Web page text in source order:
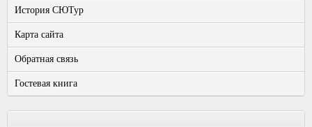
История СЮТур
Карта сайта
Обратная связь
Гостевая книга